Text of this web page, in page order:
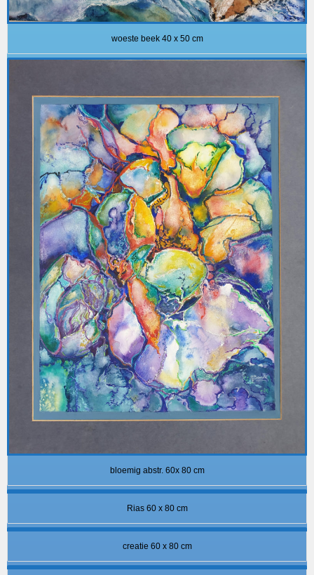
woeste beek 40 x 50 cm
bloemig abstr. 60x 80 cm
Rias 60 x 80 cm
creatie 60 x 80 cm